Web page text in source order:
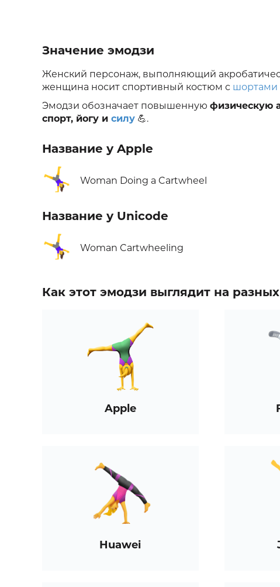
Значение эмодзи
Женский персонаж, выполняющий
женщина носит спортивный костюм с шортами
Эмодзи обозначает повышенную физическую
спорт, йогу и силу 💪.
Название у Apple
🤸‍♀️ Woman Doing a Cartwheel
Название у Unicode
🤸‍♀️ Woman Cartwheeling
Как этот эмодзи выглядит на
Apple
Huawei